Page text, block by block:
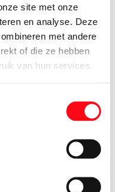
site met onze
en analyse. Deze
met andere
of die ze hebben
van hun services.
je elke week
waarmee je jaarlijks